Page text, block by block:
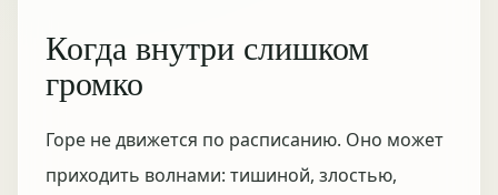
Когда внутри слишком
громко
Горе не движется по расписанию. Оно может
приходить волнами: тишиной, злостью,